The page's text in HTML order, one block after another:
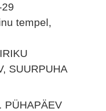
tempel,
SUURPUHA
PÜHAPÄEV